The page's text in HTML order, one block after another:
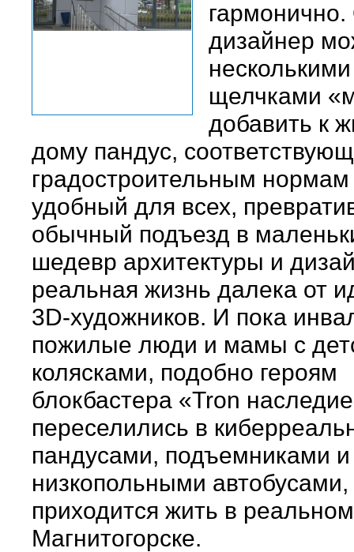
дизайнер
несколькими
щелчками
добавить к
дому пандус,
градостроительным нормам
удобный для всех,
обычный подъезд в
шедевр архитектуры и
реальная жизнь далека от
3D-художников. И пока
пожилые люди и мамы с
колясками, подобно героям
блокбастера «Tron
переселились в
пандусами, подъемниками и
низкопольными
приходится жить в реальном
Магнитогорске.